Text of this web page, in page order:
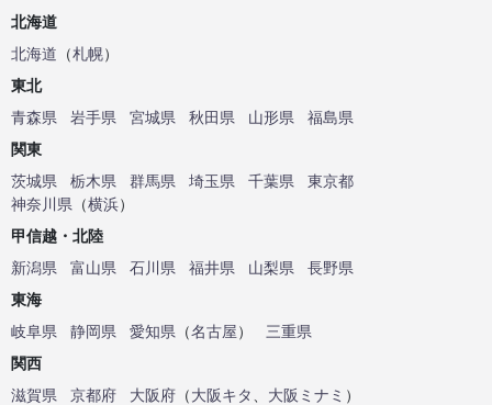
北海道
北海道 （札幌）
東北
青森県
岩手県 宮城県 秋田県 山形県
福島県
関東
茨城県
栃木県 群馬県 埼玉県 千葉県
東京都
神奈川県 （横浜）
甲信越・北陸
新潟県
富山県 石川県 福井県 山梨県
長野県
東海
岐阜県
静岡県 愛知県 （名古屋）
三重県
関西
滋賀県
京都府 大阪府 （大阪キタ 大阪ミナミ ）